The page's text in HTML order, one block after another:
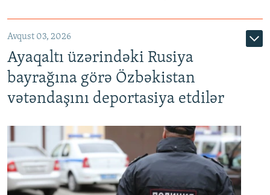
Avqust 03, 2026
Ayaqaltı üzərindəki Rusiya
bayrağına görə Özbəkistan
vətəndaşını deportasiya etdilər